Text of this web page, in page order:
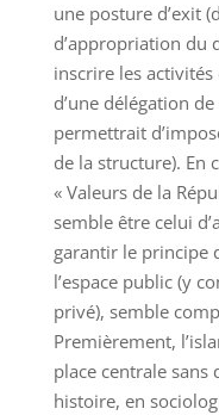
une posture d’exit
d’appropriation du
inscrire les
d’une délégation
permettrait
de la structure). En
« Valeurs de la
semble être celui
garantir le principe
l’espace public (y
privé), semble
Premièrement,
place centrale sans
histoire, en